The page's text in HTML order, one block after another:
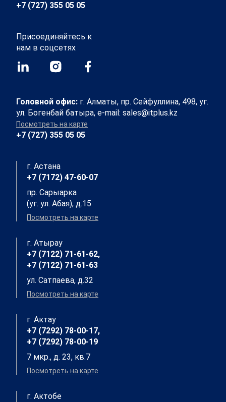
+7 (727) 355 05 05
Присоединяйтесь к
нам в соцсетях
Головной офис: г. Алматы, пр. Сейфуллина, 498, уг.
ул. Богенбай батыра, e-mail: sales@itplus.kz
Посмотреть на карте
+7 (727) 355 05 05
г. Астана
+7 (7172) 47-60-07
пр. Сарыарка
(уг. ул. Абая), д.15
Посмотреть на карте
г. Атырау
+7 (7122) 71-61-62,
+7 (7122) 71-61-63
ул. Сатпаева, д.32
Посмотреть на карте
г. Актау
+7 (7292) 78-00-17,
+7 (7292) 78-00-19
7 мкр., д. 23, кв.7
Посмотреть на карте
г. Актобе